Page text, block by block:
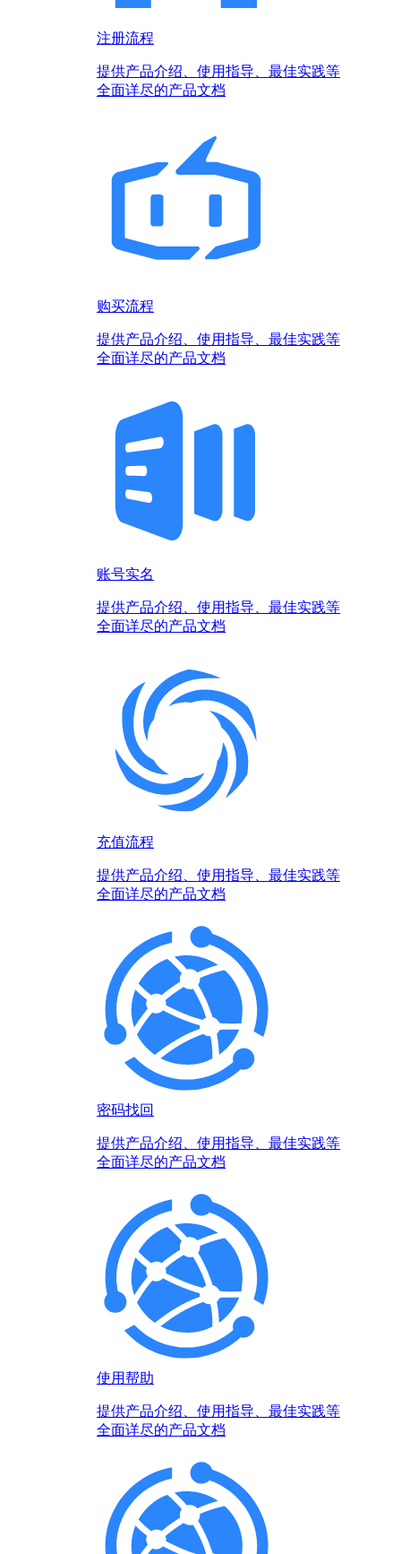
注册流程
提供产品介绍、使用指导、最佳实践等
全面详尽的产品文档
购买流程
提供产品介绍、使用指导、最佳实践等
全面详尽的产品文档
账号实名
提供产品介绍、使用指导、最佳实践等
全面详尽的产品文档
充值流程
提供产品介绍、使用指导、最佳实践等
全面详尽的产品文档
密码找回
提供产品介绍、使用指导、最佳实践等
全面详尽的产品文档
使用帮助
提供产品介绍、使用指导、最佳实践等
全面详尽的产品文档